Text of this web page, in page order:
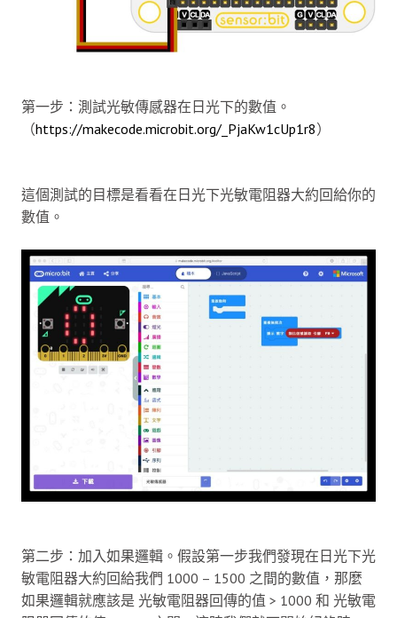
第一步：測試光敏傳感器在日光下的數值。
（https://makecode.microbit.org/_PjaKw1cUp1r8）
這個測試的目標是看看在日光下光敏電阻器大約回給你的
數值。
第二步：加入如果邏輯。假設第一步我們發現在日光下光
敏電阻器大約回給我們 1000 – 1500 之間的數值，那麼
如果邏輯就應該是 光敏電阻器回傳的值 > 1000 和 光敏電